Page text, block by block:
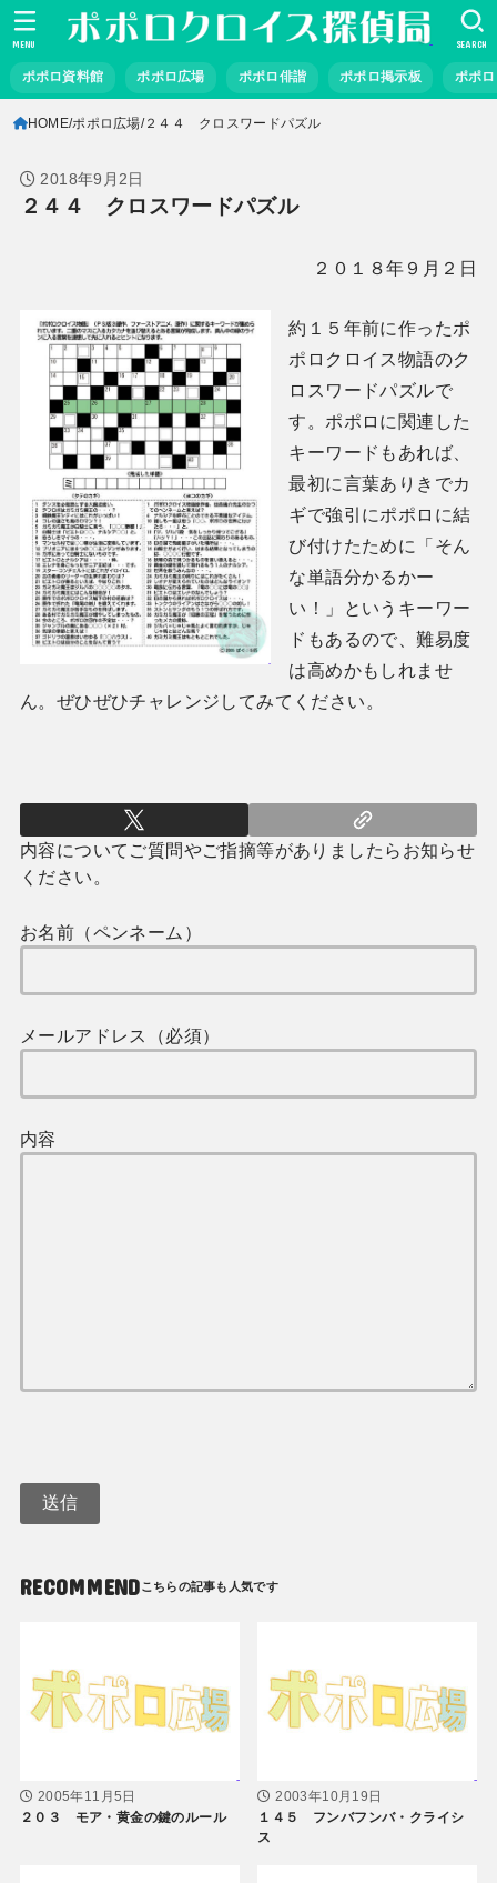
ポポロ資料館 ポポロ広場 ポポロ俳諧 ポポロ掲示板 ポポ
SEARCH
MENU
HOME ポポロ広場 ２４４ クロスワードパズル
2018年9月2日
２４４ クロスワードパズル
２０１８年９月２日
約１５年前に作ったポ
ポロクロイス物語のク
ロスワードパズルで
す。ポポロに関連した
キーワードもあれば、
最初に言葉ありきでカ
ギで強引にポポロに結
び付けたために「そん
な単語分かるかー
い！」というキーワー
ドもあるので、難易度
は高めかもしれませ
ん。ぜひぜひチャレンジしてみてください。
内容についてご質問やご指摘等がありましたらお知らせ
ください。
お名前（ペンネーム）
メールアドレス（必須）
内容
RECOMMEND
2005年11月5日
２０３ モア・黄金の鍵のルール
2003年10月19日
１４５ フンバフンバ・クライシ
ス